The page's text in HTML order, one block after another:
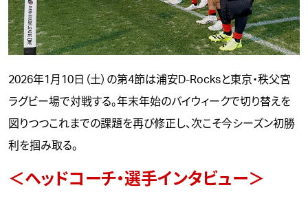
2026年1月10日（土）の第4節は浦安D-Rocksと東京・秩父宮
ラグビー場で対戦する。年末年始のバイウィークで切り替えを
図りつつこれまでの課題を再び修正し、次こそ今シーズン初勝
利を掴み取る。
＜ヘッドコーチ・選手インタビュー＞